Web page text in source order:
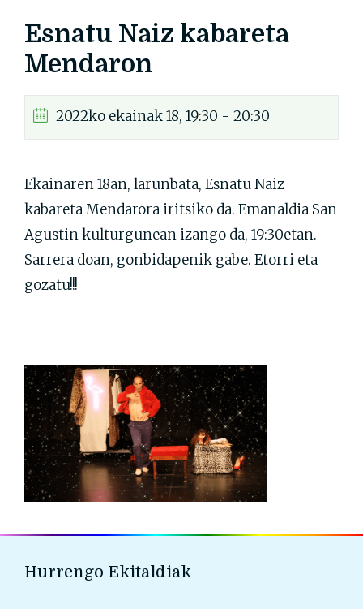
Esnatu Naiz kabareta
Mendaron
2022ko ekainak 18, 19:30 - 20:30
Ekainaren 18an, larunbata, Esnatu Naiz
kabareta Mendarora iritsiko da. Emanaldia San
Agustin kulturgunean izango da, 19:30etan.
Sarrera doan, gonbidapenik gabe. Etorri eta
gozatu!!!
Hurrengo Ekitaldiak